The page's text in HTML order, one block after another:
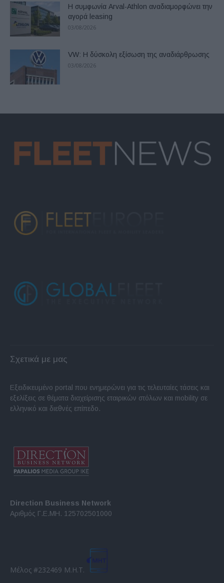
Η συμφωνία Arval-Athlon αναδιαμορφώνει την
αγορά leasing
03/08/2026
VW: Η δύσκολη εξίσωση της αναδιάρθρωσης
03/08/2026
Σχετικά με μας
Εξειδικευμένο portal που ενημερώνει για τις τελευταίες τάσεις και
εξελίξεις σε θέματα διαχείρισης εταιρικών στόλων και mobility σε
ελληνικό και διεθνές επίπεδο.
Direction Business Network
Αριθμός Γ.Ε.ΜΗ. 125702501000
Μέλος #232469 Μ.Η.Τ.